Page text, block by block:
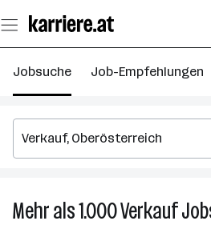
Seiteninhalt
springen
Jobsuche Job-Empfehlungen
Mehr als 1.000Verkauf